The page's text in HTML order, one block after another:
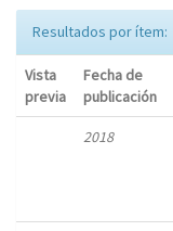
Resultados por ítem:
Vista
previa
Fecha de
publicación
2018